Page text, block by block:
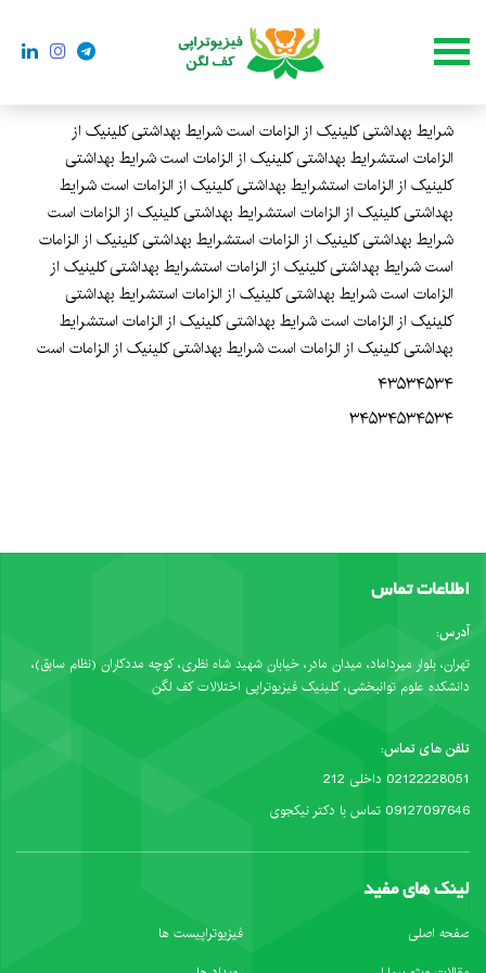
شرایط بهداشتی کلینیک از الزامات است شرایط بهداشتی کلینیک از
الزامات استشرایط بهداشتی کلینیک از الزامات است شرایط بهداشتی
کلینیک از الزامات استشرایط بهداشتی کلینیک از الزامات است شرایط
بهداشتی کلینیک از الزامات استشرایط بهداشتی کلینیک از الزامات است
شرایط بهداشتی کلینیک از الزامات استشرایط بهداشتی کلینیک از الزامات
است شرایط بهداشتی کلینیک از الزامات استشرایط بهداشتی کلینیک از
الزامات است شرایط بهداشتی کلینیک از الزامات استشرایط بهداشتی
کلینیک از الزامات است شرایط بهداشتی کلینیک از الزامات استشرایط
بهداشتی کلینیک از الزامات است شرایط بهداشتی کلینیک از الزامات است
۴۳۵۳۴۵۳۴
۳۴۵۳۴۵۳۴۵۳۴
اطلاعات تماس
آدرس:
تهران، بلوار میرداماد، میدان مادر، خیابان شهید شاه نظری، کوچه مددکاران (نظام سابق)،
دانشکده علوم توانبخشی، کلینیک فیزیوتراپی اختلالات کف لگن
تلفن های تماس:
02122228051 داخلی 212
09127097646 تماس با دکتر نیکجوی
لینک های مفید
صفحه اصلی
فیزیوتراپیست ها